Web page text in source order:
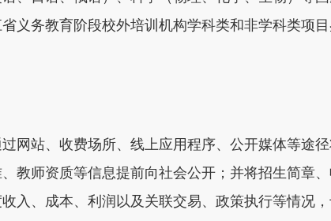
义务教育阶段校外培训机构学科类和非学科类项目
站、收费场所、线上应用程序、公开媒体等途径
教师资质等信息提前向社会公开；并将招生简章
入、成本、利润以及关联交易、政策执行等情况